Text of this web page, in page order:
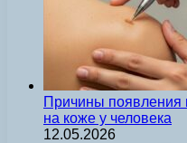
Причины появления
на коже у человека
12.05.2026